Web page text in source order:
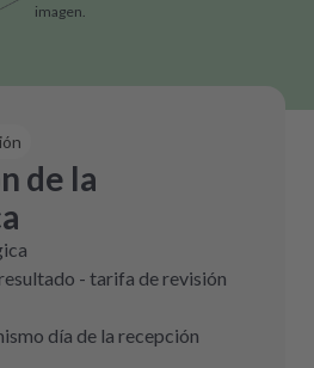
imagen.
de la
- tarifa de revisión
día de la recepción